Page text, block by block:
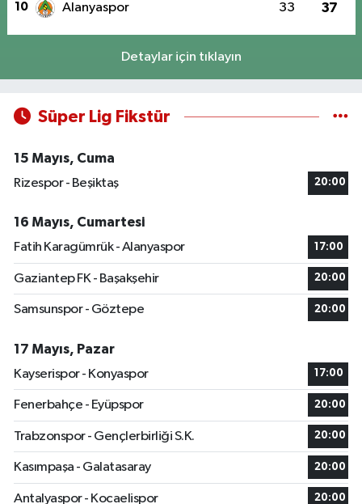
10 Alanyaspor 33 37
Detaylar için tıklayın
Süper Lig Fikstür
15 Mayıs, Cuma
Rizespor - Beşiktaş
20:00
16 Mayıs, Cumartesi
Fatih Karagümrük - Alanyaspor
17:00
Gaziantep FK - Başakşehir 20:00
Samsunspor - Göztepe 20:00
17 Mayıs, Pazar
Kayserispor - Konyaspor
17:00
Fenerbahçe - Eyüpspor 20:00
Trabzonspor - Gençlerbirliği S.K. 20:00
Kasımpaşa - Galatasaray 20:00
Antalyaspor - Kocaelispor 20:00